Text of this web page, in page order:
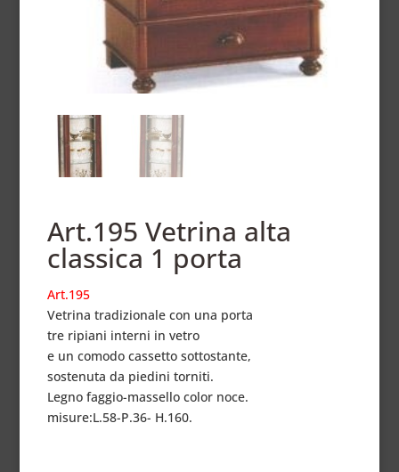
Art.195 Vetrina alta
classica 1 porta
Art.195
Vetrina tradizionale con una porta
tre ripiani interni in vetro
e un comodo cassetto sottostante,
sostenuta da piedini torniti.
Legno faggio-massello color noce.
misure:L.58-P.36- H.160.